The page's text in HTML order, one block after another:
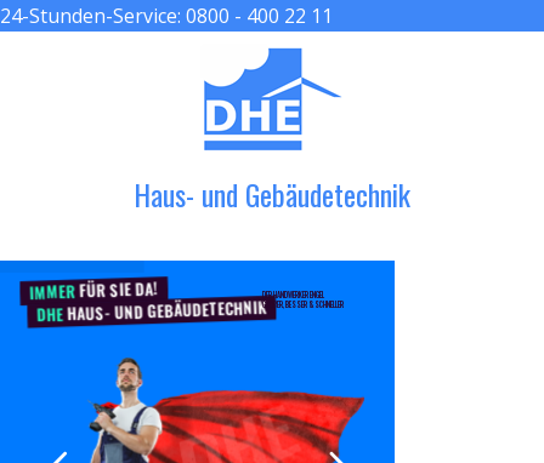
24-Stunden-Service: 0800 - 400 22 11
Haus- und Gebäudetechnik
IMMERFÜR SIE DA!
DHEHAUS- UND GEBÄUDETECHNIK
DER HANDWERKER ENGEL
GRÖßER, BESSER & SCHNELLER